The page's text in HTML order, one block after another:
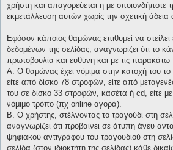
χρήστη και απαγορεύεται η με οποιονδήποτε
εκμετάλλευση αυτών χωρίς την σχετική
Εφόσον κάποιος θαμώνας επιθυμεί να
δεδομένων της σελίδας, αναγνωρίζει ότι το
πρωτοβουλία και ευθύνη και με τις παρακάτω
Α. Ο θαμώνας έχει νόμιμα στην κατοχή του το
είτε από δίσκο 78 στροφών, είτε από
του σε δίσκο 33 στροφών, κασέτα ή cd, είτε
νόμιμο τρόπο (πχ online αγορά).
Β. Ο χρήστης, στέλνοντας το τραγούδι στη
αναγνωρίζει ότι προβαίνει σε άτυπη άνευ
ψηφιακού αντιγράφου του τραγουδιού στη
σελίδα (στον ιδιοκτήτη της σελίδας) κάθε